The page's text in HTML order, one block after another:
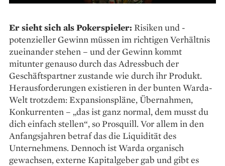
Er sieht sich als Pokerspieler: Risiken und ­
potenzieller Gewinn müssen im richtigen Verhältnis
zueinander stehen – und der Gewinn kommt
mitunter genauso durch das Adressbuch der
Geschäftspartner zustande wie durch ihr Produkt.
Herausforderungen existieren in der bunten Warda-
Welt trotzdem: Expansionspläne, Übernahmen,
Konkurrenten – „das ist ganz normal, dem musst du
dich einfach stellen“, so Prosquill. Vor allem in den
Anfangsjahren betraf das die Liquidität des
Unternehmens. Dennoch ist Warda organisch
gewachsen, externe Kapitalgeber gab und gibt es